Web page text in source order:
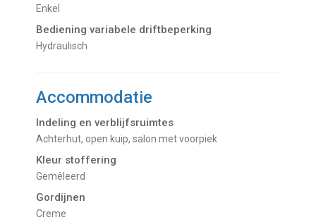
Enkel
Bediening variabele driftbeperking
Hydraulisch
Accommodatie
Indeling en verblijfsruimtes
Achterhut, open kuip, salon met voorpiek
Kleur stoffering
Gemêleerd
Gordijnen
creme